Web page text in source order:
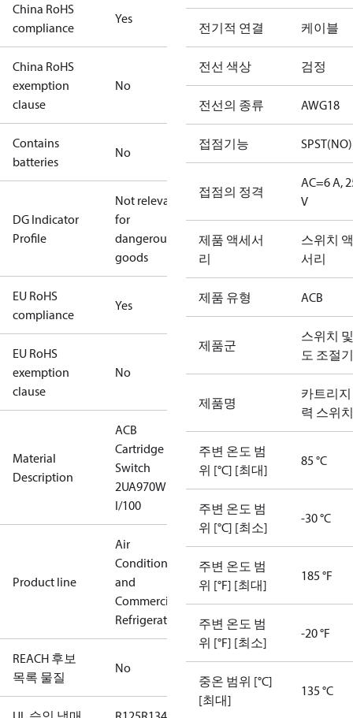
China RoHS
compliance
Yes
China RoHS
exemption
clause
No
Contains
batteries
No
DG Indicator
Profile
Not relevant
for
dangerous
goods
EU RoHS
compliance
Yes
EU RoHS
exemption
clause
No
Material
Description
ACB
Cartridge
Switch
2UA970W
I/100
Product line
Air
Conditioning
and
Commercial
Refrigeration
REACH 후보
목록 물질
No
전기적 연결 케이블
전선 색상 검정
전선의 종류 AWG18
접점기능 SPST(NO)
접점의 정격
AC=6 A,
V
제품 액세서
리
스위치
서리
제품 유형 ACB
제품군
스위치
도 조절기
제품명
카트리
력 스위치
주변 온도 범
위 [°C] [최대]
85 °C
주변 온도 범
위 [°C] [최소]
-30 °C
주변 온도 범
위 [°F] [최대]
185 °F
주변 온도 범
위 [°F] [최소]
-20 °F
중온 범위 [°C]
[최대]
135 °C